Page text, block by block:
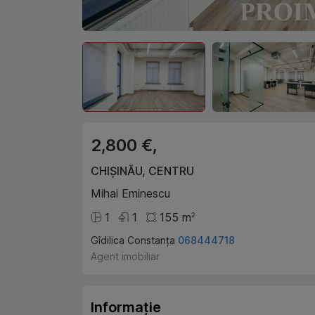
2,800 €,
CHIȘINĂU, CENTRU
Mihai Eminescu
1
1 155 m2
Gîdilica Constanța 068444718
Agent imobiliar
Informație